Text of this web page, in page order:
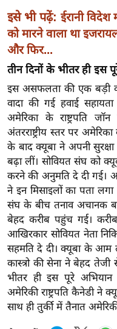
हॉ
ली
वु
ड
फि
ल्म
स
मी
क्षा
B
r
e
a
k
i
n
g
N
e
w
इसे भी पढ़ें: ईरानी विदेश
को मारने वाला था
और फिर...
तीन दिनों के भीतर ही इस
इस असफलता की एक बड़ी
वादा की गई हवाई
अमेरिका के राष्ट्रपति
अंतरराष्ट्रीय स्तर पर
के बाद क्यूबा ने अपनी
बढ़ा लीं। सोवियत संघ को
करने की अनुमति दे दी गई।
ने इन मिसाइलों का पता
संघ के बीच तनाव अचानक
बेहद करीब पहुंच गई।
आखिरकार सोवियत नेता
सहमति दे दी। क्यूबा के आम
कास्त्रो की सेना ने बेहद तेजी
भीतर ही इस पूरे
अमेरिकी राष्ट्रपति कैनेडी ने
साथ ही तुर्की में तैनात